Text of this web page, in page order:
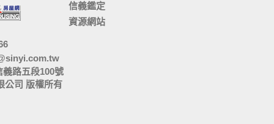
信義鑑定
資源網站
義路五段100號
公司 版權所有